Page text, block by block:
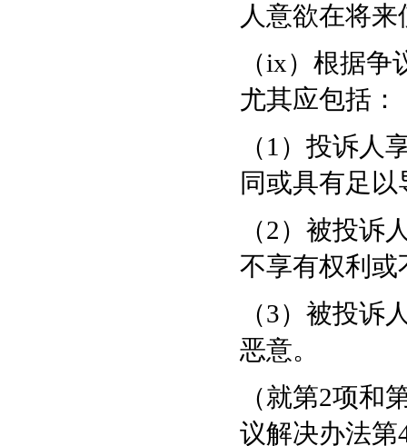
人意欲在将
（ix）根据
尤其应包括：
（1）投诉人
同或具有足
（2）被投诉
不享有权利或
（3）被投诉
恶意。
（就第2项和
议解决办法第